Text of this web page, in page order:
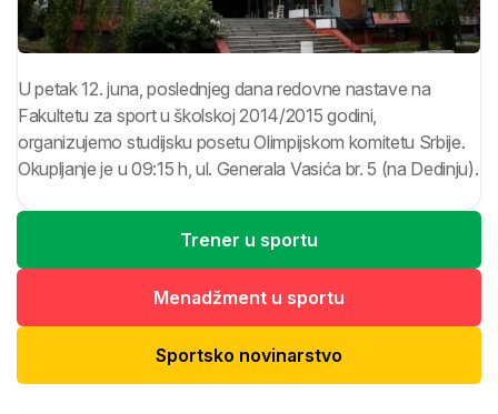
U petak 12. juna, poslednjeg dana redovne nastave na
Fakultetu za sport u školskoj 2014/2015 godini,
organizujemo studijsku posetu Olimpijskom komitetu Srbije.
Okupljanje je u 09:15 h, ul. Generala Vasića br. 5 (na Dedinju).
Trener u sportu
Menadžment u sportu
Sportsko novinarstvo